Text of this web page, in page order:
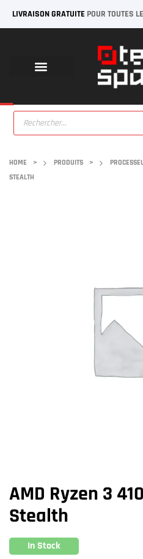
LIVRAISON GRATUITE POUR TOUTES
HOME > PRODUITS >
STEALTH
AMD Ryzen 3
Stealth
In Stock